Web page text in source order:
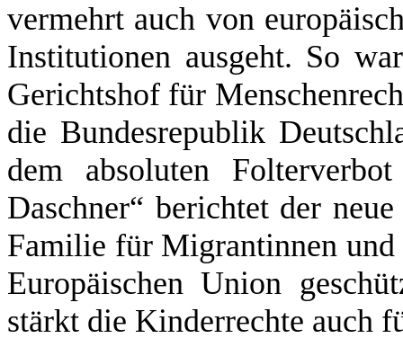
vermehrt auch von
Institutionen ausgeht. So
Gerichtshof für
die Bundesrepublik
dem absoluten
Daschner“ berichtet der
Familie für Migrantinnen
Europäischen Union
stärkt die Kinderrechte auch